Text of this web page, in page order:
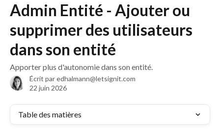
Admin Entité - Ajouter ou
supprimer des utilisateurs
dans son entité
Apporter plus d'autonomie dans son entité.
Écrit paredhalmann@letsignit.com
22 juin 2026
Table des matières